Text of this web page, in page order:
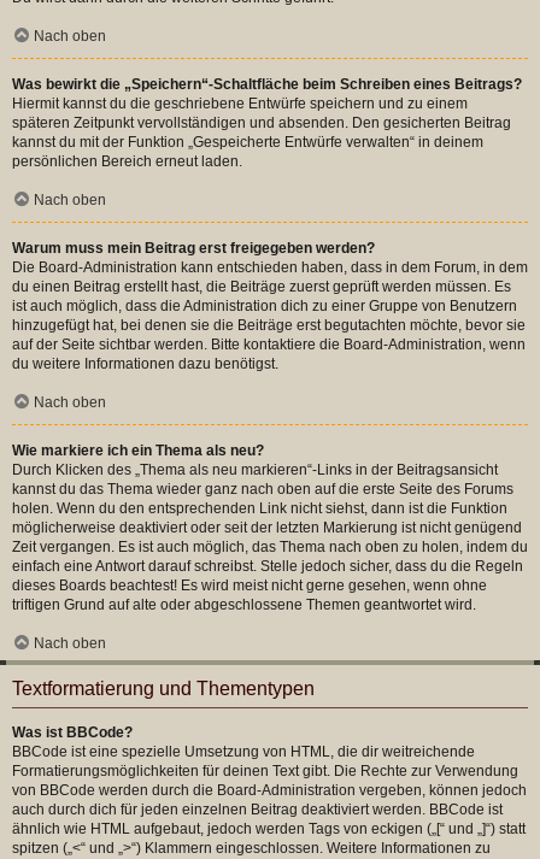
Nach oben
Was bewirkt die „Speichern“-Schaltfläche beim Schreiben eines Beitrags?
Hiermit kannst du die geschriebene Entwürfe speichern und zu einem
späteren Zeitpunkt vervollständigen und absenden. Den gesicherten Beitrag
kannst du mit der Funktion „Gespeicherte Entwürfe verwalten“ in deinem
persönlichen Bereich erneut laden.
Nach oben
Warum muss mein Beitrag erst freigegeben werden?
Die Board-Administration kann entschieden haben, dass in dem Forum, in dem
du einen Beitrag erstellt hast, die Beiträge zuerst geprüft werden müssen. Es
ist auch möglich, dass die Administration dich zu einer Gruppe von Benutzern
hinzugefügt hat, bei denen sie die Beiträge erst begutachten möchte, bevor sie
auf der Seite sichtbar werden. Bitte kontaktiere die Board-Administration, wenn
du weitere Informationen dazu benötigst.
Nach oben
Wie markiere ich ein Thema als neu?
Durch Klicken des „Thema als neu markieren“-Links in der Beitragsansicht
kannst du das Thema wieder ganz nach oben auf die erste Seite des Forums
holen. Wenn du den entsprechenden Link nicht siehst, dann ist die Funktion
möglicherweise deaktiviert oder seit der letzten Markierung ist nicht genügend
Zeit vergangen. Es ist auch möglich, das Thema nach oben zu holen, indem du
einfach eine Antwort darauf schreibst. Stelle jedoch sicher, dass du die Regeln
dieses Boards beachtest! Es wird meist nicht gerne gesehen, wenn ohne
triftigen Grund auf alte oder abgeschlossene Themen geantwortet wird.
Nach oben
Textformatierung und Thementypen
Was ist BBCode?
BBCode ist eine spezielle Umsetzung von HTML, die dir weitreichende
Formatierungsmöglichkeiten für deinen Text gibt. Die Rechte zur Verwendung
von BBCode werden durch die Board-Administration vergeben, können jedoch
auch durch dich für jeden einzelnen Beitrag deaktiviert werden. BBCode ist
ähnlich wie HTML aufgebaut, jedoch werden Tags von eckigen („[“ und „]“) statt
spitzen („<“ und „>“) Klammern eingeschlossen. Weitere Informationen zu